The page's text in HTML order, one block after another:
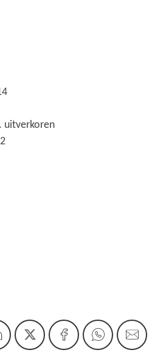
uitverkoren